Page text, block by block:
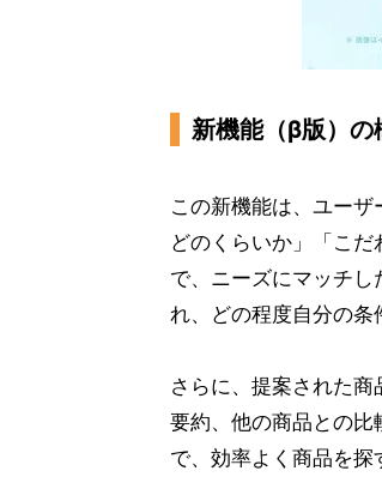
新機能（β版）の
この新機能は、ユー
どのくらいか」「こ
で、ニーズにマッチ
れ、どの程度自分の条
さらに、提案された
要約、他の商品との
で、効率よく商品を探